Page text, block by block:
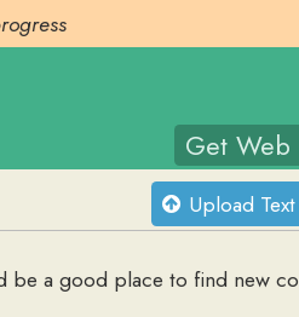
Get Web Reader
Upload Text or Audio